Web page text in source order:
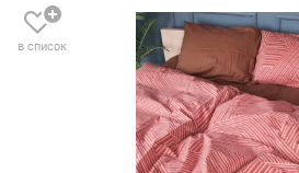
в список